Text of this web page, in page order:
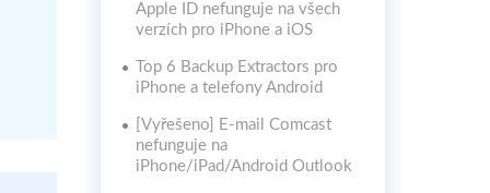
Apple ID nefunguje na všech
verzích pro iPhone a iOS
Top 6 Backup Extractors pro
iPhone a telefony Android
[Vyřešeno] E-mail Comcast
nefunguje na
iPhone/iPad/Android Outlook